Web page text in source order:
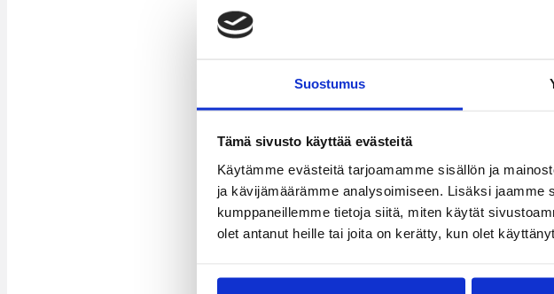
Suostumus
Tämä sivusto käyttää evästeitä
Käytämme evästeitä tarjoamamme sisällön ja
ja kävijämäärämme analysoimiseen. Lisäksi
kumppaneillemme tietoja siitä, miten käytät
olet antanut heille tai joita on kerätty, kun olet